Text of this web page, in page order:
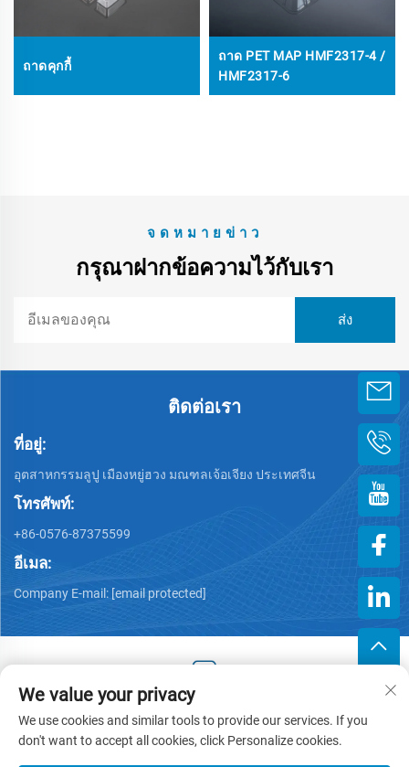
ถาดคุกกี้
ถาด PET MAP HMF2317-4 /
HMF2317-6
จดหมายข่าว
กรุณาฝากข้อความไว้กับเรา
ติดต่อเรา
ที่อยู่:
อุตสาหกรรมลูปู เมืองหยู่ฮวง มณฑลเจ้อเจียง ประเทศจีน
โทรศัพท์:
+86-0576-87375599
อีเมล:
Company E-mail: [email protected]
ลิขสิทธิ์ © 2025 โดย Zhejiang Hengjiang Plastic Co., Ltd. -
นโยบายความเป็นส่วนตัว
We value your privacy
We use cookies and similar tools to provide our services. If you
don't want to accept all cookies, click Personalize cookies.